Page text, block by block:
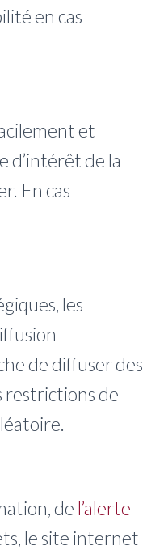
en cas
et
d’intérêt de la
En cas
les
de diffuser des
restrictions de
de l’alerte
le site internet